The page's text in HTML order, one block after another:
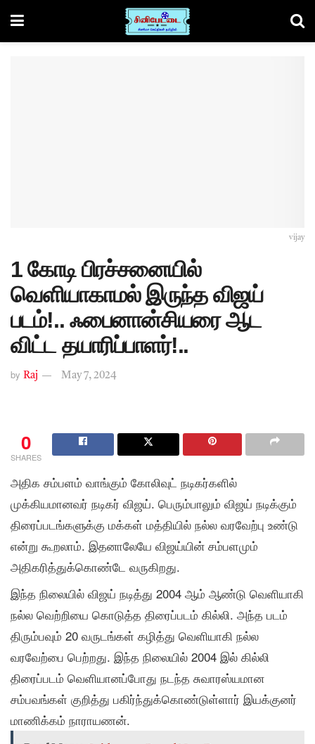
vijay
1 கோடி பிரச்சனையில்
வெளியாகாமல் இருந்த விஜய்
படம்!.. ஃபைனான்சியரை ஆட
விட்ட தயாரிப்பாளர்!..
by Raj May 7, 2024
0
SHARES
அதிக சம்பளம் வாங்கும் கோலிவுட் நடிகர்களில்
முக்கியமானவர் நடிகர் விஜய். பெரும்பாலும் விஜய் நடிக்கும்
திரைப்படங்களுக்கு மக்கள் மத்தியில் நல்ல வரவேற்பு உண்டு
என்று கூறலாம். இதனாலேயே விஜய்யின் சம்பளமும்
அதிகரித்துக்கொண்டே வருகிறது.
இந்த நிலையில் விஜய் நடித்து 2004 ஆம் ஆண்டு வெளியாகி
நல்ல வெற்றியை கொடுத்த திரைப்படம் கில்லி. அந்த படம்
திரும்பவும் 20 வருடங்கள் கழித்து வெளியாகி நல்ல
வரவேற்பை பெற்றது. இந்த நிலையில் 2004 இல் கில்லி
திரைப்படம் வெளியானப்போது நடந்த சுவாரஸ்யமான
சம்பவங்கள் குறித்து பகிர்ந்துக்கொண்டுள்ளார் இயக்குனர்
மாணிக்கம் நாராயணன்.